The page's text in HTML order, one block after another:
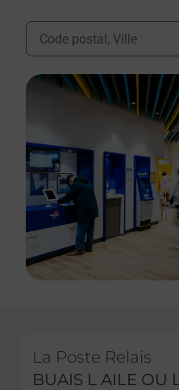
Ville, Département, Code
La Poste Relais
BUAIS L AILE OU